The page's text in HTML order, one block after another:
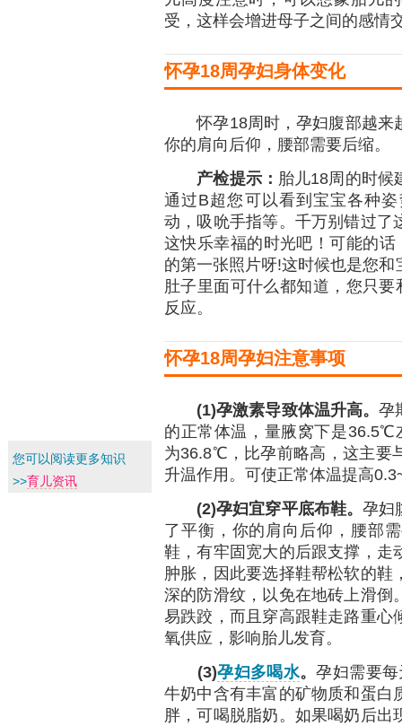
受，这样会增进母子之间的感情
怀孕18周孕妇身体变化
怀孕18周时，孕妇腹部越来
你的肩向后仰，腰部需要后缩。
产检提示： 胎儿18周的时候
通过B超您可以看到宝宝各种
动，吸吮手指等。千万别错过了
这快乐幸福的时光吧！可能的
的第一张照片呀!这时候也是您
肚子里面可什么都知道，您只
反应。
怀孕18周孕妇注意事项
(1)孕激素导致体温升高。 孕
的正常体温，量腋窝下是36.5℃
为36.8℃，比孕前略高，这主要
升温作用。可使正常体温提高
(2)孕妇宜穿平底布鞋。 孕妇
了平衡，你的肩向后仰，腰部
鞋，有牢固宽大的后跟支撑，走
肿胀，因此要选择鞋帮松软的
深的防滑纹，以免在地砖上滑倒
易跌跤，而且穿高跟鞋走路重心
氧供应，影响胎儿发育。
(3)孕妇多喝水。孕妇需要
牛奶中含有丰富的矿物质和蛋白
胖，可喝脱脂奶。如果喝奶后
您可以阅读更多知识
>>育儿资讯